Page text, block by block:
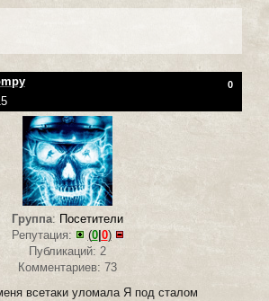
0
Группа: Посетители
Репутация:
(0| 0)
Публикаций: 2
Комментариев: 73
всетаки уломала Я под сталом